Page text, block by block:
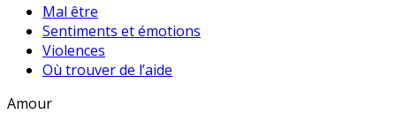
Mal être
Sentiments et émotions
Violences
Où trouver de l’aide
Amour